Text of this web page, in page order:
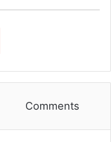
Comments